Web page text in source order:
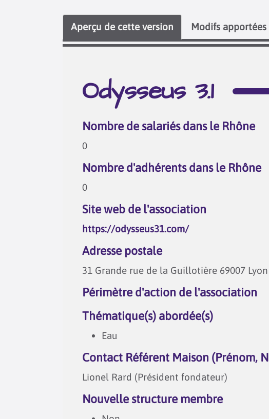
Aperçu de cette version Modifs
Odysseus 3.1
Nombre de salariés dans le Rhône
0
Nombre d'adhérents dans le Rhône
0
Site web de l'association
https://odysseus31.com/
Adresse postale
31 Grande rue de la Guillotière 69007 Lyon
Périmètre d'action de l'association
Thématique(s) abordée(s)
Eau
Contact Référent Maison (Prénom,
Lionel Rard (Président fondateur)
Nouvelle structure membre